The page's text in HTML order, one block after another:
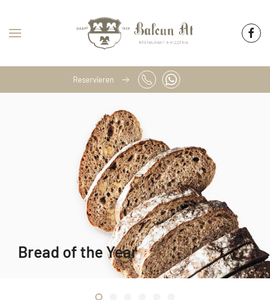
Skip to main content
Reservieren
Bread of the Year